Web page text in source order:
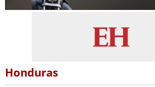
Honduras